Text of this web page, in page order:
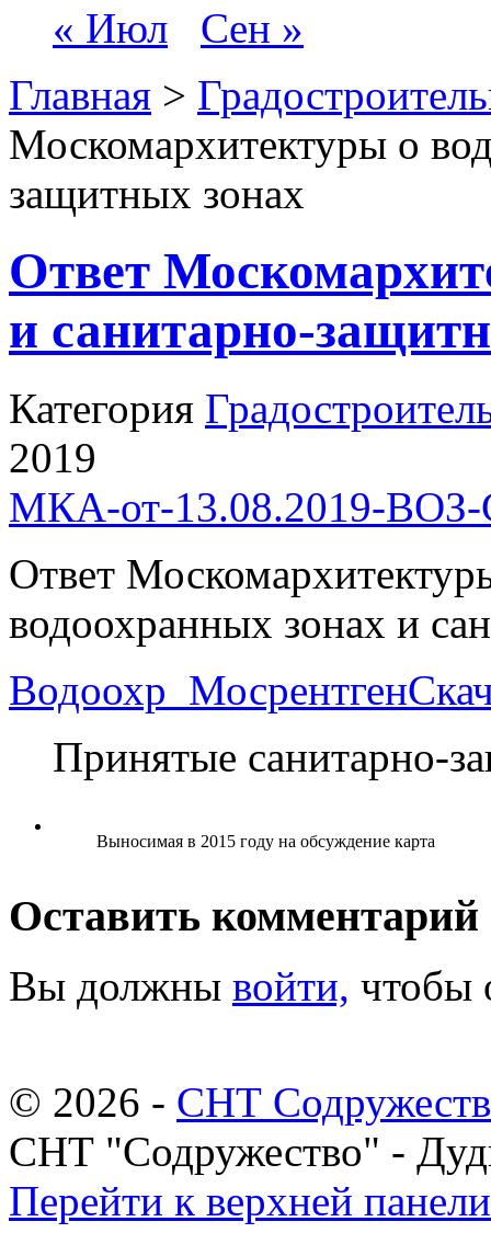
« Июл
Сен »
Главная >
Москомархитектуры о
защитных зонах
Ответ
и санитарно-
Категория
2019
МКА-от-13.08.2019-
Ответ
водоохранных зонах и
Водоохр_Мосрентген
Принятые санитарно-
Выносимая в 2015 году на обсуждение карта
Оставить комментарий
Вы должны войти, чтобы
© 2026 - СНТ
СНТ "Содружество" -
Перейти к верхней панели